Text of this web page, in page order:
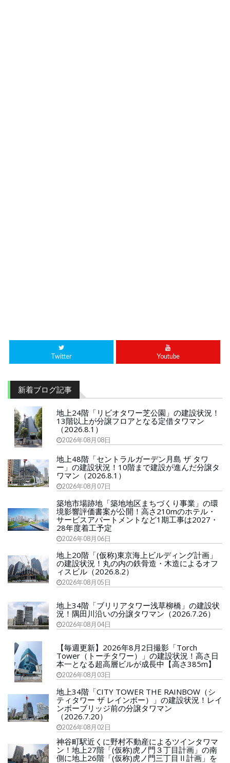
Twitter Youtube
新着ブログ記事
地上24階「リビオタワー芝公園」の建設状況！
13階以上が分譲フロアとなる定借タワマン
（2026.8.1）
2026年08月08日
地上48階「セントラルガーデン月島 ザ タワ
ー」の建設状況！10階まで建設が進んだ分譲タ
ワマン（2026.8.1）
2026年08月07日
築地市場跡地「築地地区まちづくり事業」の環
境影響評価書案が公開！高さ210mのホテル・
サービスアパートメントなど1期工事は2027・
28年度着工予定
2026年08月06日
地上20階「(仮称)東京海上ビルディング計画」
の建設状況！丸の内の鉄骨造・木造によるオフ
ィスビル（2026.8.2）
2026年08月05日
地上34階「ブリリアタワー浅草柳橋」の建設状
況！隅田川沿いの分譲タワマン（2026.7.26）
2026年08月04日
【毎週更新】2026年8月2日撮影「Torch
Tower（トーチタワー）」の建設状況！高さ日
本一となる超高層ビルが成長中【高さ385m】
2026年08月03日
地上34階「CITY TOWER THE RAINBOW（シ
ティタワー ザ レインボー）」の建設状況！レイ
ンボーブリッジ前の分譲タワマン
（2026.7.20）
2026年08月02日
神谷町駅近くに野村不動産によるツインタワマ
ン！地上27階「(仮称)虎ノ門３丁目計画」の南
側に地上26階「(仮称)虎ノ門三丁目Ⅱ計画」を